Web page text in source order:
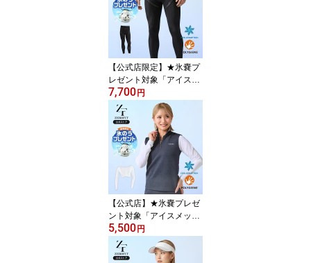
モックネック Vネック ノ
ースリーブ 長袖 ICE ME
SH メンズ レディース 男
女兼用 夏 涼しい 日焼け
対策 UV
【公式店限定】★氷嚢プ
レゼント対象「アイスメ
ッシュ タイツ」返品交換
可 メンズ 冷感 uvカット
スポーツ ゴルフ 接触冷
感インナー スポーツウェ
ア タイツ UV ICE MESH
夏用 涼しい 日焼け予防
紫外線予防 ZEROFIT ゼ
ロフィット イオンスポー
ツ
7,700 円
【公式店】★氷嚢プレゼ
ント対象「アイスメッシ
ュ ボレロタイプ アーム
カバー」返品交換可 メン
ズ レディース 冷感 uvカ
5,500 円